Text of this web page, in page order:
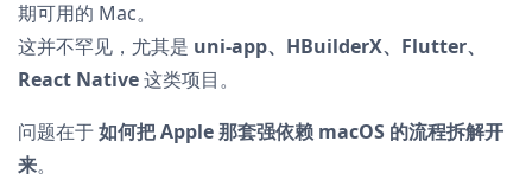
期可用的 Mac。
这并不罕见，尤其是 uni-app、HBuilderX、Flutter、
React Native这类项目。
问题在于如何把 Apple 那套强依赖 macOS 的流程拆解开
来。